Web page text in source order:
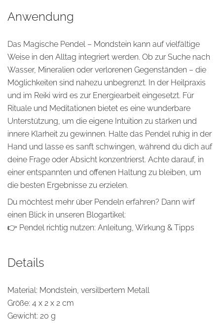
Anwendung
Das Magische Pendel – Mondstein kann auf vielfältige
Weise in den Alltag integriert werden. Ob zur Suche nach
Wasser, Mineralien oder verlorenen Gegenständen – die
Möglichkeiten sind nahezu unbegrenzt. In der Heilpraxis
und im Reiki wird es zur Energiearbeit eingesetzt. Für
Rituale und Meditationen bietet es eine wunderbare
Unterstützung, um die eigene Intuition zu stärken und
innere Klarheit zu gewinnen. Halte das Pendel ruhig in der
Hand und lasse es sanft schwingen, während du dich auf
deine Frage oder Absicht konzentrierst. Achte darauf, in
einer entspannten und offenen Haltung zu bleiben, um
die besten Ergebnisse zu erzielen.
Du möchtest mehr über Pendeln erfahren? Dann wirf
einen Blick in unseren Blogartikel:
👉 Pendel richtig nutzen: Anleitung, Wirkung & Tipps
Details
Material: Mondstein, versilbertem Metall
Größe: 4 x 2 x 2 cm
Gewicht: 20 g